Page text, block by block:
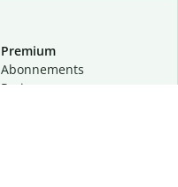
Premium
Abon­ne­ments
Preise